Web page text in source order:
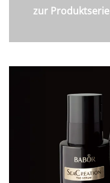
zur Produktserie